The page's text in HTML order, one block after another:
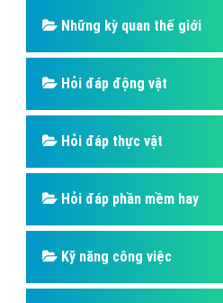
Nghĩa là gì
Phần mềm ứng dụng hay
Những kỳ quan thế giới
Hỏi đáp động vật
Hỏi đáp thực vật
Hỏi đáp phần mềm hay
Kỹ năng công việc